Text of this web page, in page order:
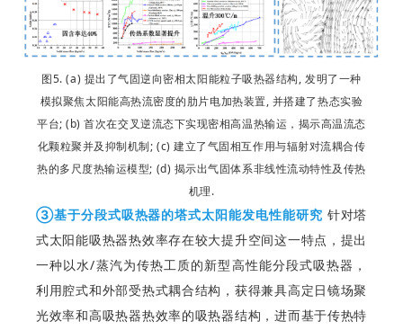
图5. (a) 提出了气固逆向密相太阳能粒子吸热器结构, 发明了一种
模拟聚焦太阳能高热流密度的肋片电加热装置, 并搭建了热态实验
平台; (b) 首次在交叉逆流态下实现密相高温热输运，揭示高温流态
化颗粒聚并及抑制机制; (c) 建立了气固相互作用与辐射对流耦合传
热的多尺度热输运模型; (d) 揭示出气固体系非线性流动特性及传热
机理.
③基于分段式吸热器的塔式太阳能发电性能研究 针对塔
式太阳能吸热器热效率存在较大提升空间这一特点，提出
一种以水/蒸汽为传热工质的新型高性能分段式吸热器，
利用腔式和外部受热式耦合结构，获得兼具高定日镜场聚
光效率和高吸热器热效率的吸热器结构，进而基于传热特